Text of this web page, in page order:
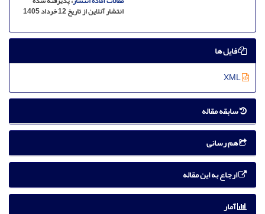
انتشار آنلاین از تاریخ 12 خرداد 1405
فایل ها
سابقه مقاله
هم رسانی
ارجاع به این مقاله
آمار